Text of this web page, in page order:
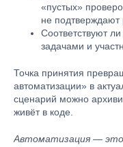
«пустых»
не подтверждают
Соответствуют
задачами и
Точка принятия
автоматизации» в
сценарий можно
живёт в коде.
Автоматизация — это